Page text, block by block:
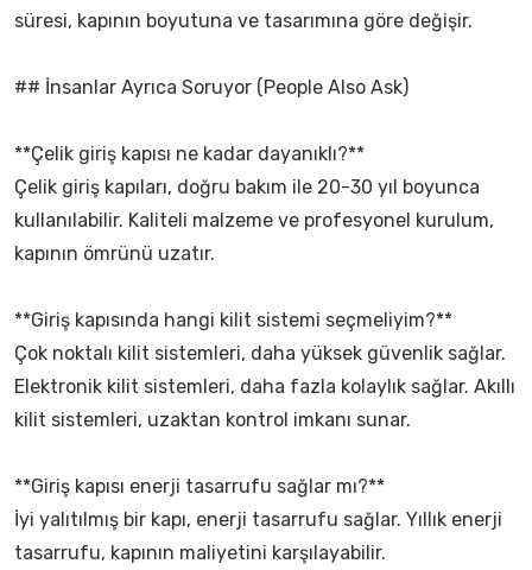
süresi, kapının boyutuna ve tasarımına göre değişir.
## İnsanlar Ayrıca Soruyor (People Also Ask)
**Çelik giriş kapısı ne kadar dayanıklı?**
Çelik giriş kapıları, doğru bakım ile 20-30 yıl boyunca
kullanılabilir. Kaliteli malzeme ve profesyonel kurulum,
kapının ömrünü uzatır.
**Giriş kapısında hangi kilit sistemi seçmeliyim?**
Çok noktalı kilit sistemleri, daha yüksek güvenlik sağlar.
Elektronik kilit sistemleri, daha fazla kolaylık sağlar. Akıllı
kilit sistemleri, uzaktan kontrol imkanı sunar.
**Giriş kapısı enerji tasarrufu sağlar mı?**
İyi yalıtılmış bir kapı, enerji tasarrufu sağlar. Yıllık enerji
tasarrufu, kapının maliyetini karşılayabilir.